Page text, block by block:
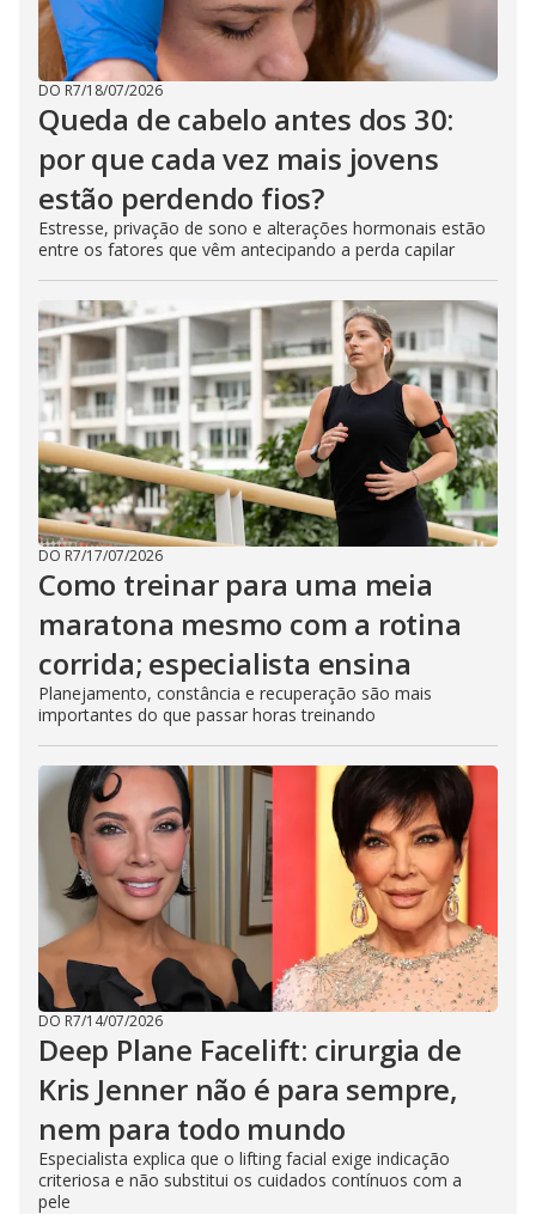
DO R7/18/07/2026
Queda de cabelo antes dos 30:
por que cada vez mais jovens
estão perdendo fios?
Estresse, privação de sono e alterações hormonais estão
entre os fatores que vêm antecipando a perda capilar
DO R7/17/07/2026
Como treinar para uma meia
maratona mesmo com a rotina
corrida; especialista ensina
Planejamento, constância e recuperação são mais
importantes do que passar horas treinando
DO R7/14/07/2026
Deep Plane Facelift: cirurgia de
Kris Jenner não é para sempre,
nem para todo mundo
Especialista explica que o lifting facial exige indicação
criteriosa e não substitui os cuidados contínuos com a
pele